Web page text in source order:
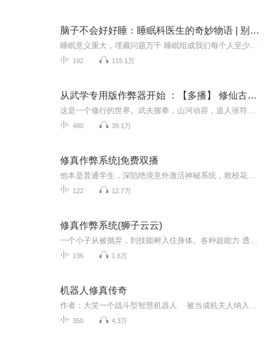
脑子不会好好睡：睡眠科医生的奇妙物语 | 别小看睡眠问题！早睡是人类的无敌作弊器
192 115.1万
从武学专用版作弊器开始 ：【多播】 修仙古言 | 半妖穿越 ，风流男主| 纯爱
480 39.1万
修真作弊系统|免费双播
122 12.7万
修真作弊系统(狮子云云)
136 1.6万
机器人修真传奇
350 4.3万